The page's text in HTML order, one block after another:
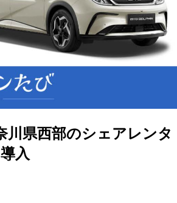
川県西部のシェアレンタ
入